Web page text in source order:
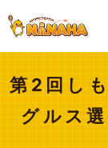
第2回し
グルス